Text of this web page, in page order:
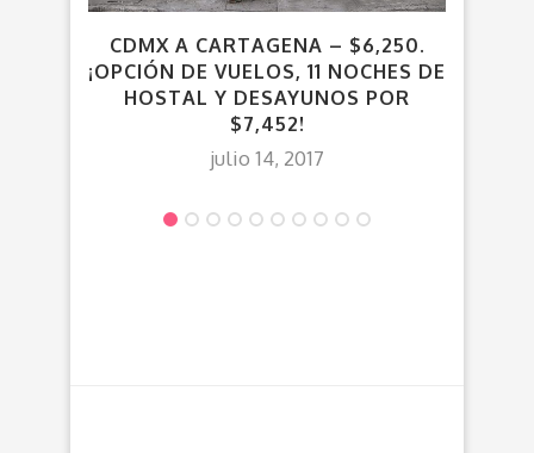
CDMX A CARTAGENA – $6,250.
¡OPCIÓN DE VUELOS, 11 NOCHES DE
HOSTAL Y DESAYUNOS POR
$7,452!
julio 14, 2017